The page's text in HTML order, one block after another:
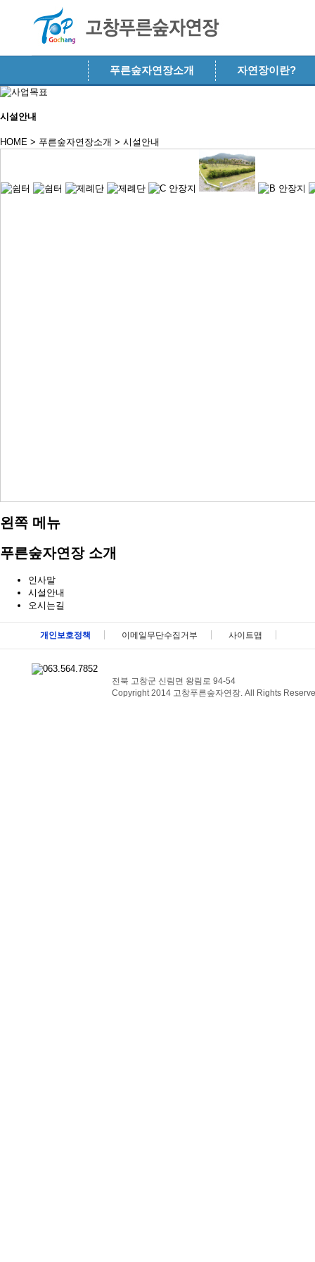
푸른숲자연장소개 자연장이란?
시설안내
HOME > 푸른숲자연장소개 > 시설안내
왼쪽 메뉴
푸른숲자연장 소개
인사말
시설안내
오시는길
개인보호정책 이메일무단수집거부 사이트맵
전북 고창군 신림면 왕림로 94-54
Copyright 2014 고창푸른숲자연장. All Rights